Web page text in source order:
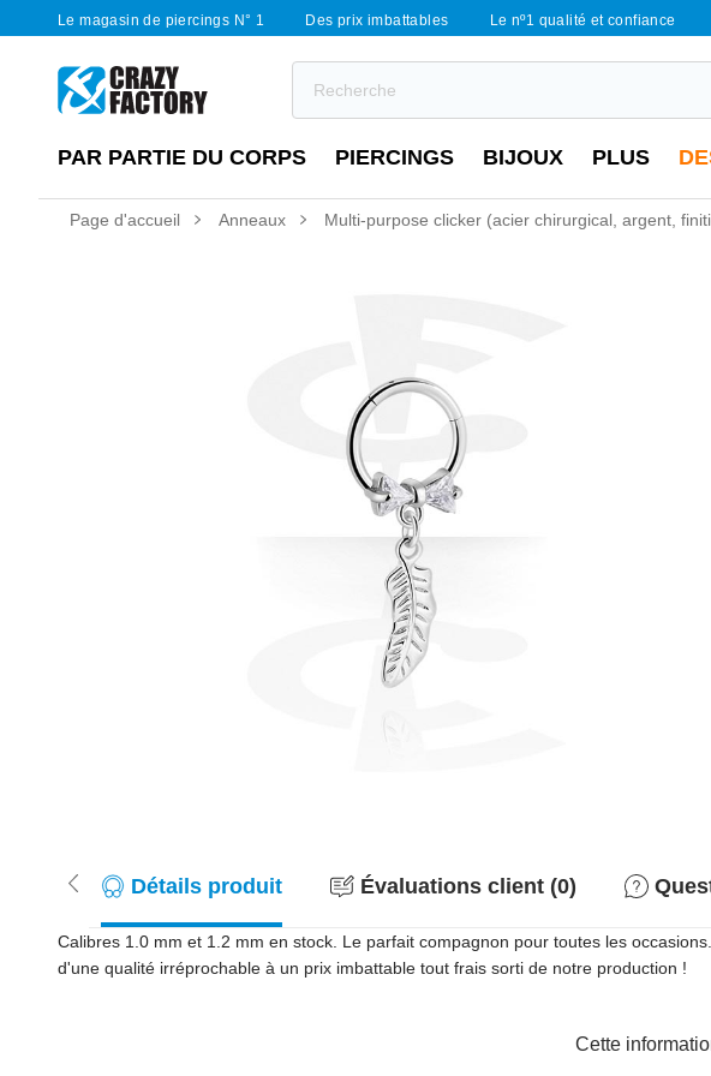
Le magasin de piercings N° 1 Des prix imbattables Le nº1 qualité et confiance
PAR PARTIE DU CORPS PIERCINGS BIJOUX PLUS
Page d'accueil Anneaux Multi-purpose clicker (acier chirurgical, argent,
Détails produit Évaluations client (0)
Calibres 1.0 mm et 1.2 mm en stock. Le parfait compagnon pour toutes les
d'une qualité irréprochable à un prix imbattable tout frais sorti de notre production !
Cette